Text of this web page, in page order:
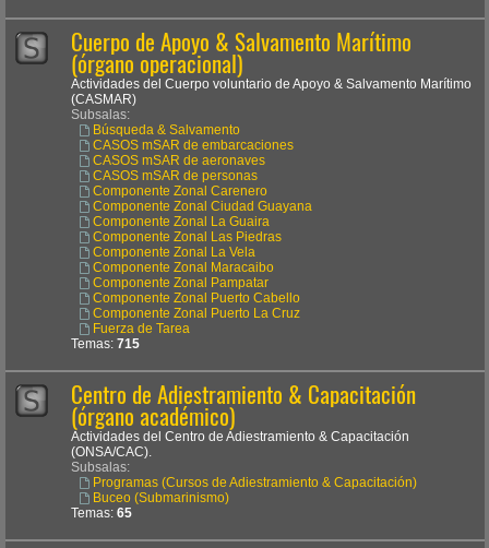
Cuerpo de Apoyo & Salvamento Marítimo
(órgano operacional)
Actividades del Cuerpo voluntario de Apoyo & Salvamento Marítimo
(CASMAR)
Subsalas:
Búsqueda & Salvamento
CASOS mSAR de embarcaciones
CASOS mSAR de aeronaves
CASOS mSAR de personas
Componente Zonal Carenero
Componente Zonal Ciudad Guayana
Componente Zonal La Guaira
Componente Zonal Las Piedras
Componente Zonal La Vela
Componente Zonal Maracaibo
Componente Zonal Pampatar
Componente Zonal Puerto Cabello
Componente Zonal Puerto La Cruz
Fuerza de Tarea
Temas: 715
Centro de Adiestramiento & Capacitación
(órgano académico)
Actividades del Centro de Adiestramiento & Capacitación
(ONSA/CAC).
Subsalas:
Programas (Cursos de Adiestramiento & Capacitación)
Buceo (Submarinismo)
Temas: 65